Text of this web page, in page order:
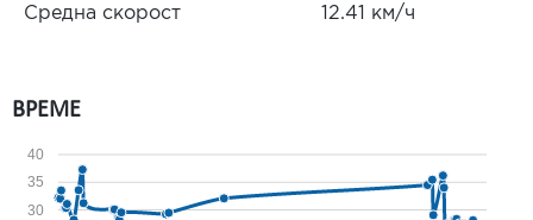
Средна скорост 12.41 км/ч
ВРЕМЕ
30
35
40